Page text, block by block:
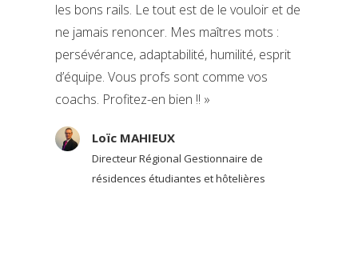
les bons rails. Le tout est de le vouloir et de
ne jamais renoncer. Mes maîtres mots :
persévérance, adaptabilité, humilité, esprit
d’équipe. Vous profs sont comme vos
coachs. Profitez-en bien !! »
Loïc MAHIEUX
Directeur Régional Gestionnaire de
résidences étudiantes et hôtelières